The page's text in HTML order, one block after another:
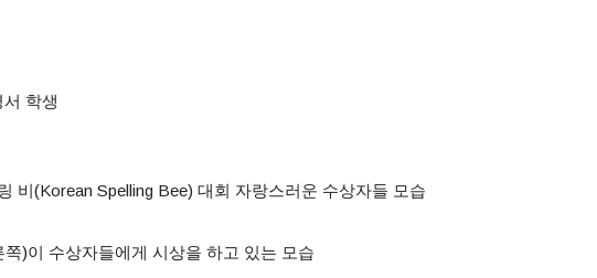
학생
비(Korean Spelling Bee) 대회 자랑스러운 수상자들 모습
)이 수상자들에게 시상을 하고 있는 모습